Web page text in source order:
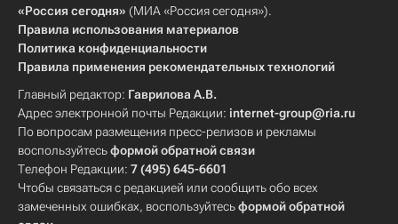
«Россия сегодня» (МИА «Россия сегодня»).
Правила использования материалов
Политика конфиденциальности
Правила применения рекомендательных технологий
Главный редактор: Гаврилова А.В.
Адрес электронной почты Редакции: internet-group@ria.ru
По вопросам размещения пресс-релизов и рекламы
воспользуйтесьформой обратной связи
Телефон Редакции: 7 (495) 645-6601
Чтобы связаться с редакцией или сообщить обо всех
замеченных ошибках, воспользуйтесьформой обратной